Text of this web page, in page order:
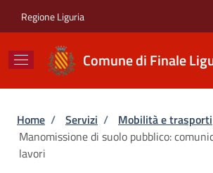
Regione Liguria
Comune di Finale
Briciole di pane
Home / Servizi / Mobilità e trasporti
Manomissione di suolo pubblico:
lavori